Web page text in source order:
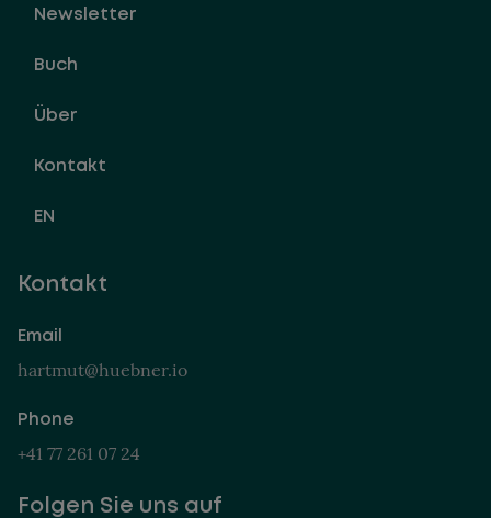
Newsletter
Buch
Über
Kontakt
EN
Kontakt
Email
hartmut@huebner.io
Phone
+41 77 261 07 24
Folgen Sie uns auf